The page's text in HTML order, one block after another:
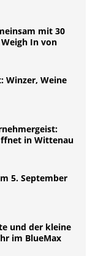
mit 30
In von
Winzer, Weine
in Wittenau
5. September
und der kleine
im BlueMax